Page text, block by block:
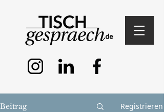
Beitrag Registrieren